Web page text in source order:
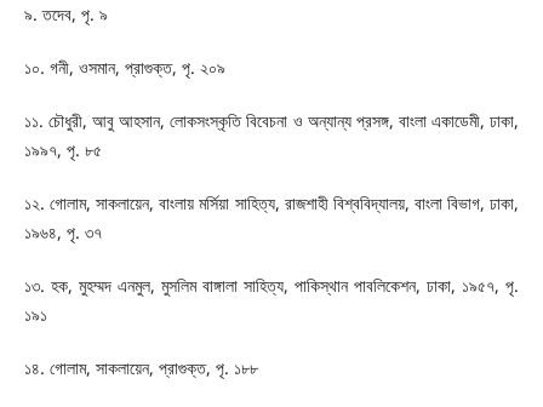
৯. তদেব, পৃ. ৯
১০. গনী, ওসমান, প্রাগুক্ত, পৃ. ২০৯
১১. চৌধুরী, আবু আহসান, লোকসংস্কৃতি বিবেচনা ও অন্যান্য প্রসঙ্গ, বাংলা একাডেমী, ঢাকা,
১৯৯৭, পৃ. ৮৫
১২. গোলাম, সাকলায়েন, বাংলায় মর্সিয়া সাহিত্য, রাজশাহী বিশ্ববিদ্যালয়, বাংলা বিভাগ, ঢাকা,
১৯৬৪, পৃ. ৩৭
১৩. হক, মুহম্মদ এনমুল, মুসলিম বাঙ্গালা সাহিত্য, পাকিস্থান পাবলিকেশন, ঢাকা, ১৯৫৭, পৃ.
১৯১
১৪. গোলাম, সাকলায়েন, প্রাগুক্ত, পৃ. ১৮৮